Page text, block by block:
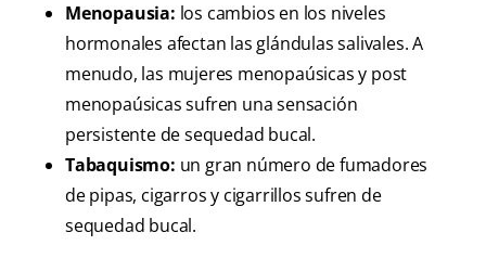
Menopausia: los cambios en los niveles
hormonales afectan las glándulas salivales. A
menudo, las mujeres menopaúsicas y post
menopaúsicas sufren una sensación
persistente de sequedad bucal.
Tabaquismo: un gran número de fumadores
de pipas, cigarros y cigarrillos sufren de
sequedad bucal.